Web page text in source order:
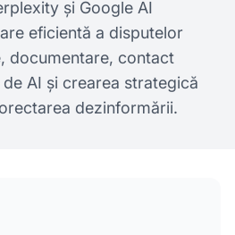
și Google AI
eficientă a disputelor
documentare, contact
de AI și crearea strategică
dezinformării.